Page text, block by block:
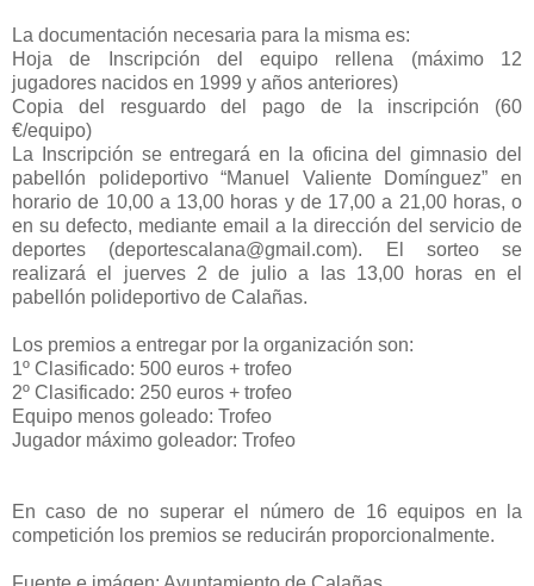
La documentación necesaria para la misma es:
Hoja de Inscripción del equipo rellena (máximo 12
jugadores nacidos en 1999 y años anteriores)
Copia del resguardo del pago de la inscripción (60
€/equipo)
La Inscripción se entregará en la oficina del gimnasio del
pabellón polideportivo “Manuel Valiente Domínguez” en
horario de 10,00 a 13,00 horas y de 17,00 a 21,00 horas, o
en su defecto, mediante email a la dirección del servicio de
deportes (deportescalana@gmail.com). El sorteo se
realizará el juerves 2 de julio a las 13,00 horas en el
pabellón polideportivo de Calañas.
Los premios a entregar por la organización son:
1º Clasificado: 500 euros + trofeo
2º Clasificado: 250 euros + trofeo
Equipo menos goleado: Trofeo
Jugador máximo goleador: Trofeo
En caso de no superar el número de 16 equipos en la
competición los premios se reducirán proporcionalmente.